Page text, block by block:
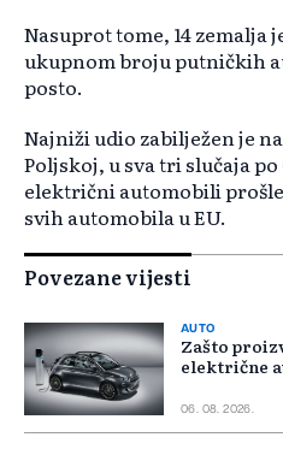
Nasuprot tome, 14 zemalja
ukupnom broju putničkih
posto.
Najniži udio zabilježen je
Poljskoj, u sva tri slučaja
električni automobili
svih automobila u EU.
Povezane vijesti
AUTO
Zašto
električne
06. 08. 2026.